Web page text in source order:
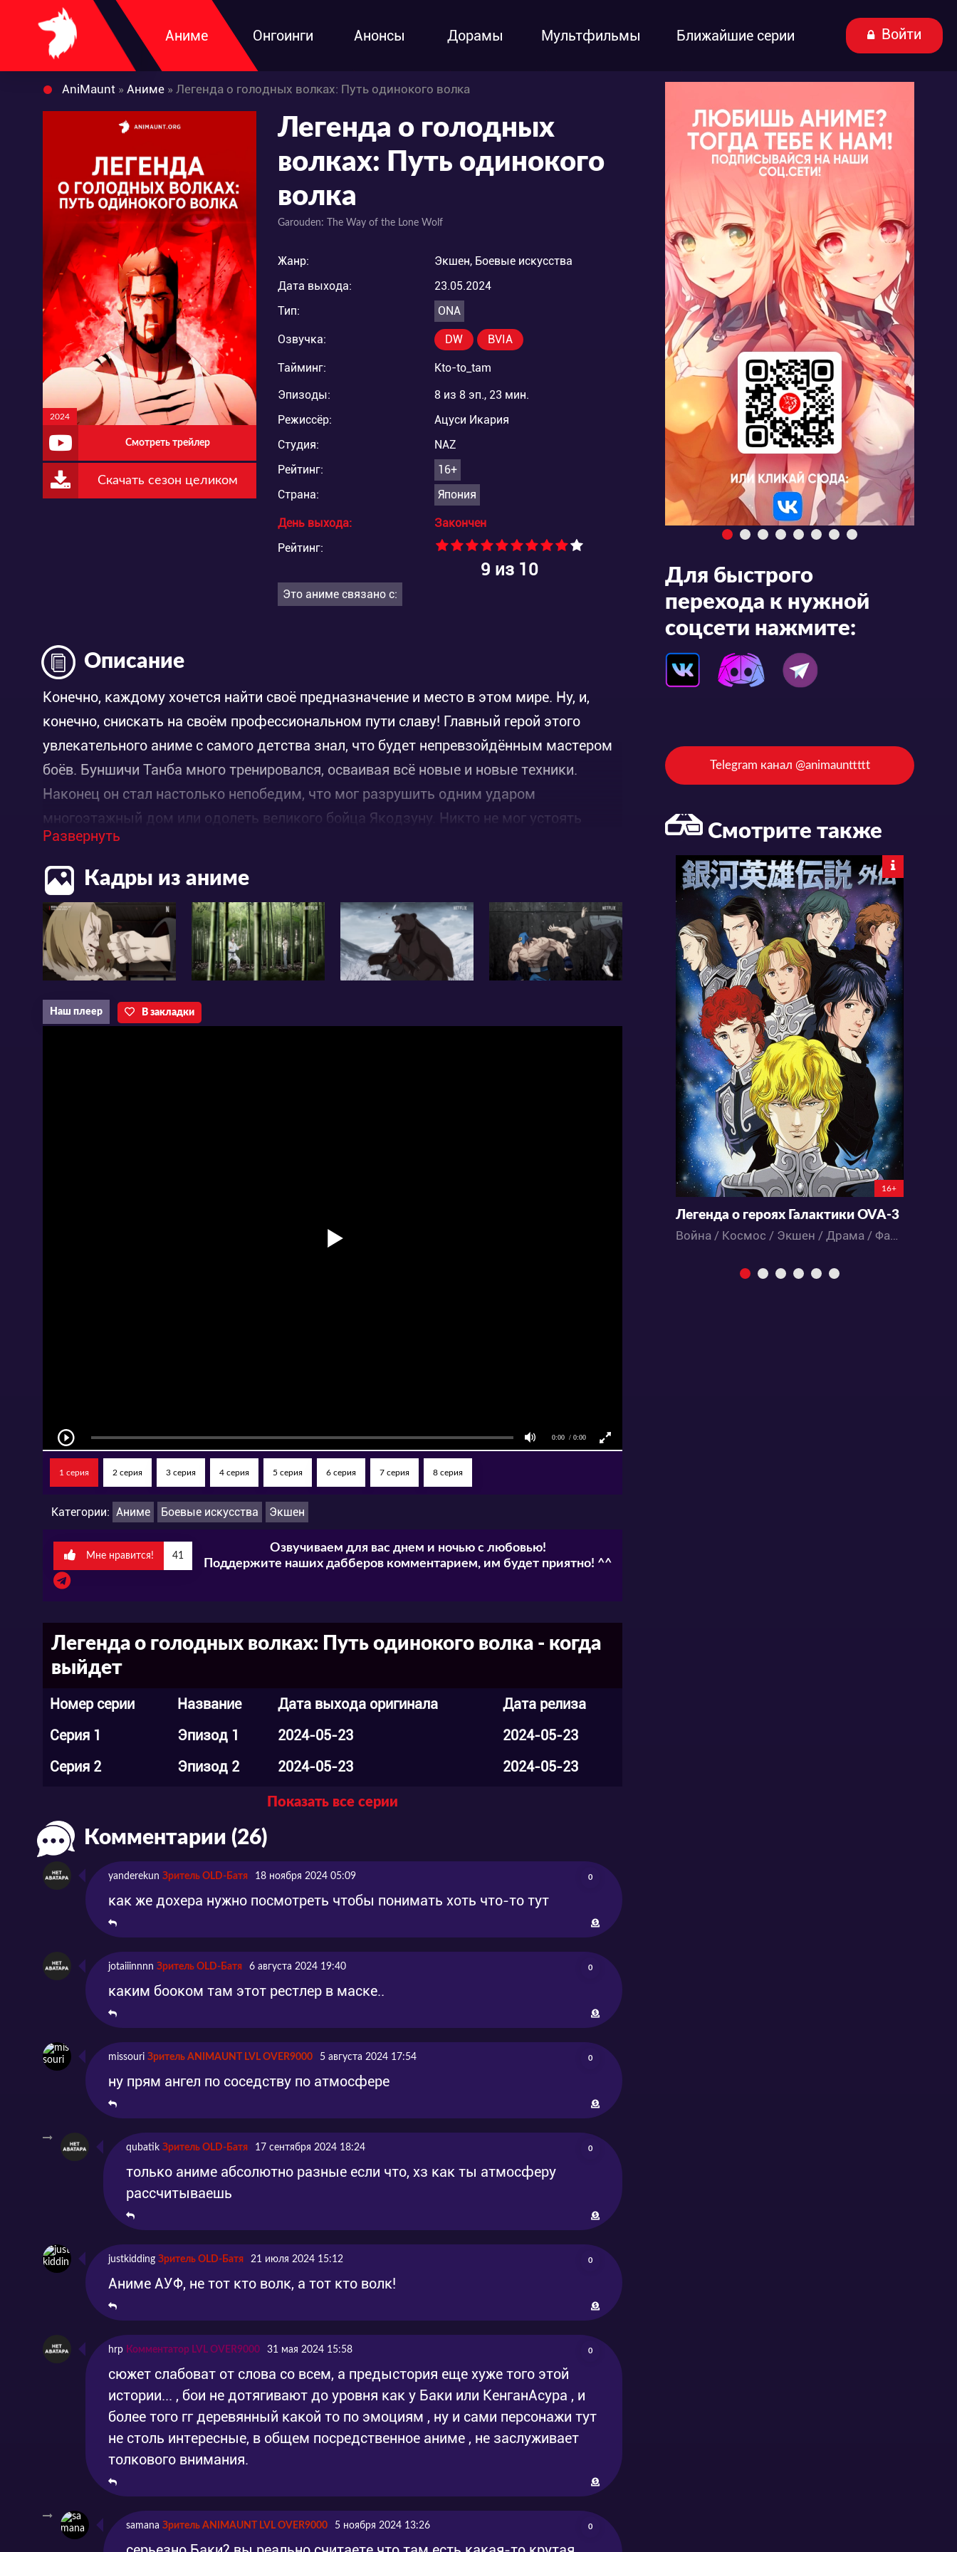
Аниме Онгоинги Анонсы Дорамы Мультфильмы Ближайшие серии Войти
AniMaunt » Аниме » Легенда о голодных волках: Путь одинокого волка
2024
Смотреть трейлер
Скачать сезон целиком
Легенда о голодных
волках: Путь одинокого
волка
Garouden: The Way of the Lone Wolf
Жанр:
Экшен, Боевые искусства
Дата выхода:
23.05.2024
Тип:
ONA
Озвучка: DW BVIA
Тайминг:
Kto-to_tam
Эпизоды:
8 из 8 эп., 23 мин.
Режиссёр:
Ацуси Икария
Студия:
NAZ
Рейтинг:
16+
Страна:
Япония
День выхода:
Закончен
Рейтинг:
9 из 10
Это аниме связано с:
Описание
Конечно, каждому хочется найти своё предназначение и место в этом мире. Ну, и,
конечно, снискать на своём профессиональном пути славу! Главный герой этого
увлекательного аниме с самого детства знал, что будет непревзойдённым мастером
боёв. Буншичи Танба много тренировался, осваивая всё новые и новые техники.
Наконец он стал настолько непобедим, что мог разрушить одним ударом
многоэтажный дом или одолеть великого бойца Якодзуну. Никто не мог устоять
перед силой Бушинчи, пока он не попал в спортивный зал, где тренируются рестлеры...
Развернуть
Кадры из аниме
Наш плеер В закладки
1 серия 2 серия 3 серия 4 серия 5 серия 6 серия 7 серия 8 серия
Категории: Аниме Боевые искусства Экшен
Мне нравится! 41
Озвучиваем для вас днем и ночью с любовью!
Поддержите наших дабберов комментарием, им будет приятно! ^^
Легенда о голодных волках: Путь одинокого волка - когда
выйдет
Номер серии Название Дата выхода оригинала
Дата релиза
Серия 1
Эпизод 1 2024-05-23
2024-05-23
Серия 2
Эпизод 2 2024-05-23
2024-05-23
2024-05-23
Серия 4
Эпизод 4
Серия 5
Эпизод 5 2024-05-22
2024-05-22
Серия 6
Серия 7
Эпизод 8 2024-05-23 2024-05-23
Показать все серии
Комментарии (26)
yanderekun Зритель OLD-Батя 18 ноября 2024 05:09 0
как же дохера нужно посмотреть чтобы понимать хоть что-то тут
jotaiiinnnn Зритель OLD-Батя 6 августа 2024 19:40 0
каким бооком там этот рестлер в маске..
missouri Зритель ANIMAUNT LVL OVER9000 5 августа 2024 17:54 0
ну прям ангел по соседству по атмосфере
qubatik Зритель OLD-Батя 17 сентября 2024 18:24 0
только аниме абсолютно разные если что, хз как ты атмосферу
рассчитываешь
justkidding Зритель OLD-Батя 21 июля 2024 15:12 0
Аниме АУФ, не тот кто волк, а тот кто волк!
hrp Комментатор LVL OVER9000 31 мая 2024 15:58 0
сюжет слабоват от слова со всем, а предыстория еще хуже того этой
истории... , бои не дотягивают до уровня как у Баки или КенганАсура , и
более того гг деревянный какой то по эмоциям , ну и сами персонажи тут
не столь интересные, в общем посредственное аниме , не заслуживает
толкового внимания.
samana Зритель ANIMAUNT LVL OVER9000 5 ноября 2024 13:26 0
Для быстрого
перехода к нужной
соцсети нажмите:
Telegram канал @animaunttttt
Смотрите также
16+
Легенда о героях Галактики OVA-3
Война / Космос / Экшен / Драма / Фантастика / Аниме